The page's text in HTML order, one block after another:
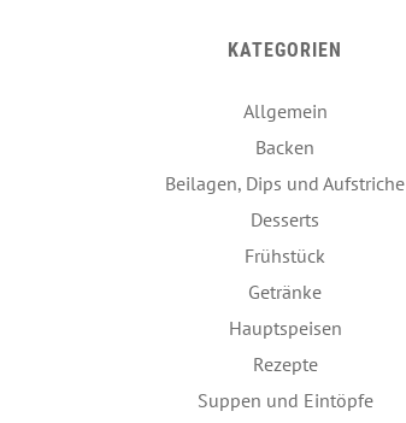
KATEGORIEN
Allgemein
Backen
Beilagen, Dips und Aufstriche
Desserts
Frühstück
Getränke
Hauptspeisen
Rezepte
Suppen und Eintöpfe